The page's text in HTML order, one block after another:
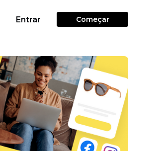
Entrar Começar